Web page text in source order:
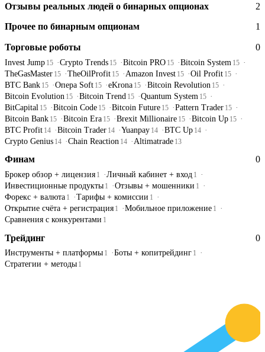
Отзывы реальных людей о бинарных опционах 2
Прочее по бинарным опционам 1
Торговые роботы 0
Invest Jump 15 Crypto Trends 15 Bitcoin PRO 15 Bitcoin System 15
TheGasMaster 15 TheOilProfit 15 Amazon Invest 15 Oil Profit 15
BTC Bank 15 Опера Soft 15 eKrona 15 Bitcoin Revolution 15
Bitcoin Evolution 15 Bitcoin Trend 15 Quantum System 15
BitCapital 15 Bitcoin Code 15 Bitcoin Future 15 Pattern Trader 15
Bitcoin Bank 15 Bitcoin Era 15 Brexit Millionaire 15 Bitcoin Up 15
BTC Profit 14 Bitcoin Trader 14 Yuanpay 14 BTC Up 14
Crypto Genius 14 Chain Reaction 14 Altimatrade 13
Финам 0
Брокер обзор + лицензия 1 Личный кабинет + вход 1
Инвестиционные продукты 1 Отзывы + мошенники 1
Форекс + валюта 1 Тарифы + комиссии 1
Открытие счёта + регистрация 1 Мобильное приложение 1
Сравнения с конкурентами 1
Трейдинг 0
Инструменты + платформы 1 Боты + копитрейдинг 1
Стратегии + методы 1